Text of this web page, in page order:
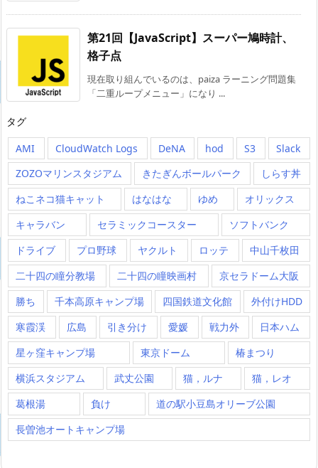
第21回【JavaScript】スーパー鳩時計、
格子点
現在取り組んでいるのは、paiza ラーニング問題集
「二重ループメニュー」になり ...
タグ
AMI
CloudWatch Logs DeNA hod S3
Slack
ZOZOマリンスタジアム
きたぎんボールパーク
しらす丼
ねこネコ猫キャット
はなはな ゆめ
オリックス
キャラバン
セラミックコースター
ソフトバンク
ドライブ
プロ野球 ヤクルト ロッテ
中山千枚田
二十四の瞳分教場
二十四の瞳映画村
京セラドーム大阪
勝ち
千本高原キャンプ場 四国鉄道文化館
外付けHDD
寒霞渓
広島 引き分け 愛媛 戦力外
日本ハム
星ヶ窪キャンプ場
東京ドーム
椿まつり
横浜スタジアム
武丈公園 猫，ルナ
猫，レオ
葛根湯
負け
道の駅小豆島オリーブ公園
長曽池オートキャンプ場